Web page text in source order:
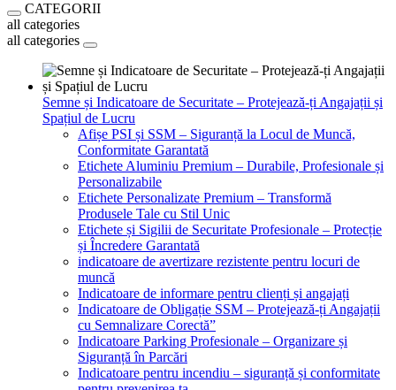
CATEGORII
all categories
all categories
Semne și Indicatoare de Securitate – Protejează-ți Angajații și
Spațiul de Lucru
Afișe PSI și SSM – Siguranță la Locul de Muncă,
Conformitate Garantată
Etichete Aluminiu Premium – Durabile, Profesionale și
Personalizabile
Etichete Personalizate Premium – Transformă
Produsele Tale cu Stil Unic
Etichete și Sigilii de Securitate Profesionale – Protecție
și Încredere Garantată
indicatoare de avertizare rezistente pentru locuri de
muncă
Indicatoare de informare pentru clienți și angajați
Indicatoare de Obligație SSM – Protejează-ți Angajații
cu Semnalizare Corectă”
Indicatoare Parking Profesionale – Organizare și
Siguranță în Parcări
Indicatoare pentru incendiu – siguranță și conformitate